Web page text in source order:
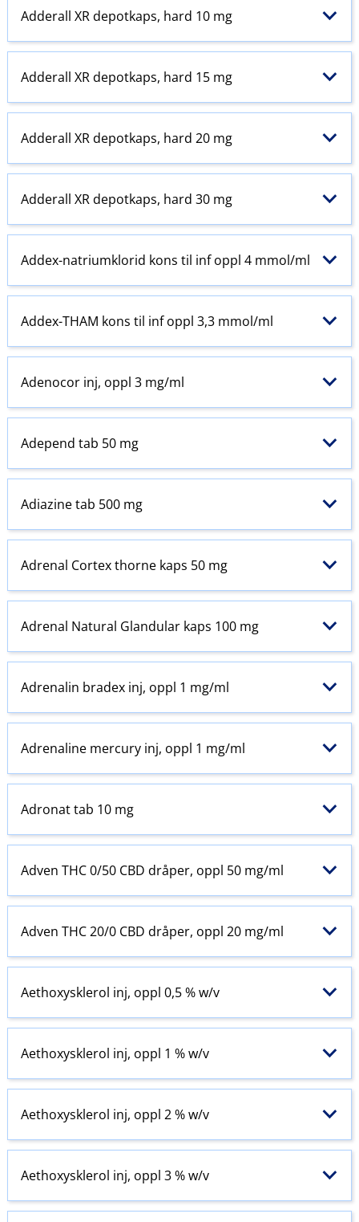
Adderall XR depotkaps, hard 10 mg
Adderall XR depotkaps, hard 15 mg
Adderall XR depotkaps, hard 20 mg
Adderall XR depotkaps, hard 30 mg
Addex-natriumklorid kons til inf oppl 4 mmol/ml
Addex-THAM kons til inf oppl 3,3 mmol/ml
Adenocor inj, oppl 3 mg/ml
Adepend tab 50 mg
Adiazine tab 500 mg
Adrenal Cortex thorne kaps 50 mg
Adrenal Natural Glandular kaps 100 mg
Adrenalin bradex inj, oppl 1 mg/ml
Adrenaline mercury inj, oppl 1 mg/ml
Adronat tab 10 mg
Adven THC 0/50 CBD dråper, oppl 50 mg/ml
Adven THC 20/0 CBD dråper, oppl 20 mg/ml
Aethoxysklerol inj, oppl 0,5 % w​/​v
Aethoxysklerol inj, oppl 1 % w​/​v
Aethoxysklerol inj, oppl 2 % w​/​v
Aethoxysklerol inj, oppl 3 % w​/​v